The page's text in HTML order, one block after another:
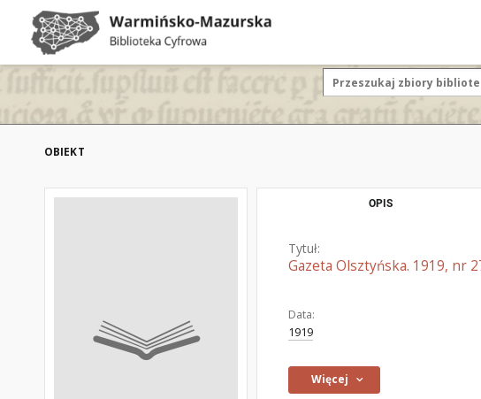
OBIEKT
OPIS
Tytuł:
Gazeta Olsztyńska. 1919, nr
Data:
1919
Więcej